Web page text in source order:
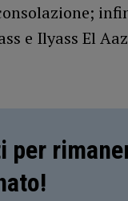
e Ilyass El
per